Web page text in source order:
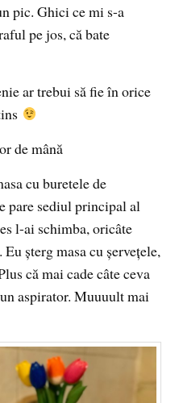
pic. Ghici ce mi s-a
pe jos, că bate
ar trebui să fie în orice
de mână
cu buretele de
pare sediul principal al
l-ai schimba, oricâte
șterg masa cu șervețele,
că mai cade câte ceva
aspirator. Muuuult mai